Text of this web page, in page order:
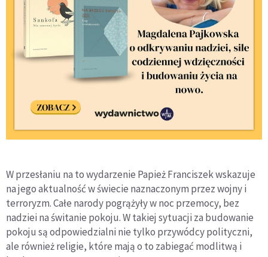
W przesłaniu na to wydarzenie Papież Franciszek wskazuje
na jego aktualność w świecie naznaczonym przez wojny i
terroryzm. Całe narody pogrążyły w noc przemocy, bez
nadziei na świtanie pokoju. W takiej sytuacji za budowanie
pokoju są odpowiedzialni nie tylko przywódcy polityczni,
ale również religie, które mają o to zabiegać modlitwą i